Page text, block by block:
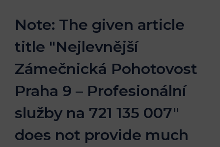
Note: The given article
title "Nejlevnější
Zámečnická Pohotovost
Praha 9 – Profesionální
služby na 721 135 007"
does not provide much